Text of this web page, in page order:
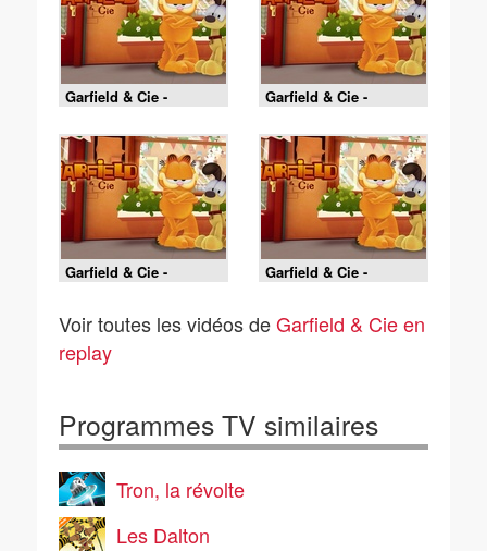
Garfield & Cie -
Ensorcelés : la course
contre la sorcière
Garfield & Cie -
Ensorcelés : la
sorcière au cœur de
pierre
Garfield & Cie -
Ensorcelés : à l'école
Garfield & Cie -
Moutons frissons
Voir toutes les vidéos deGarfield & Cie en
replay
Programmes TV similaires
Tron, la révolte
Les Dalton